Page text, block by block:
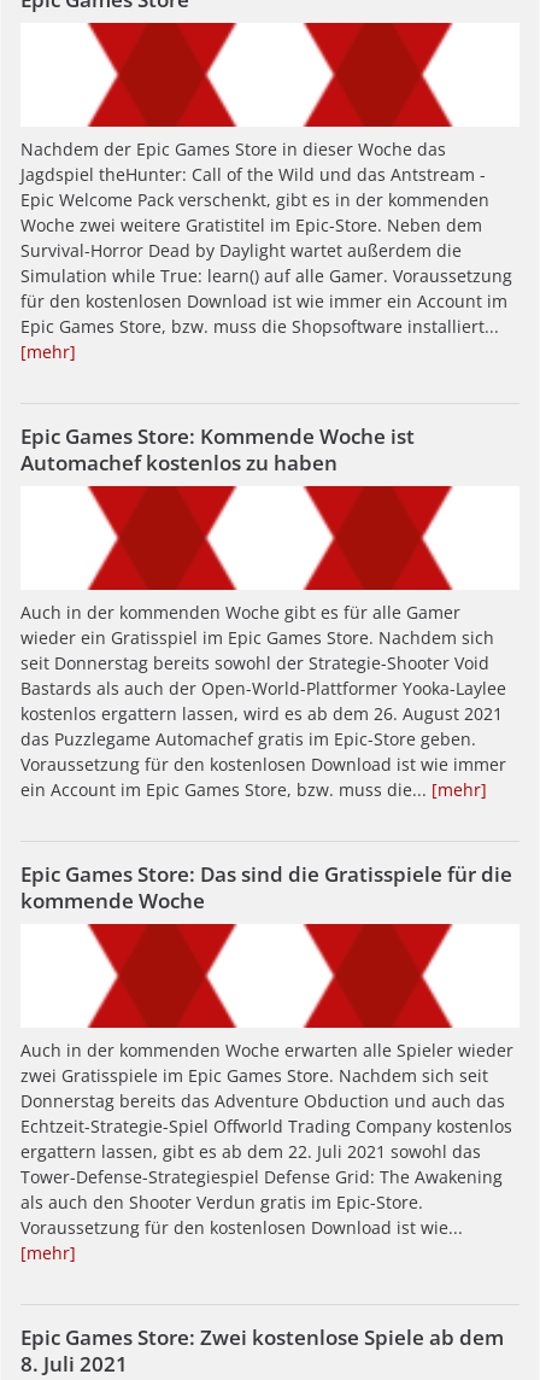
Nachdem der Epic Games Store in dieser Woche das
Jagdspiel theHunter: Call of the Wild und das Antstream -
Epic Welcome Pack verschenkt, gibt es in der kommenden
Woche zwei weitere Gratistitel im Epic-Store. Neben dem
Survival-Horror Dead by Daylight wartet außerdem die
Simulation while True: learn() auf alle Gamer. Voraussetzung
für den kostenlosen Download ist wie immer ein Account im
Epic Games Store, bzw. muss die Shopsoftware installiert...
[mehr]
Epic Games Store: Kommende Woche ist
Automachef kostenlos zu haben
Auch in der kommenden Woche gibt es für alle Gamer
wieder ein Gratisspiel im Epic Games Store. Nachdem sich
seit Donnerstag bereits sowohl der Strategie-Shooter Void
Bastards als auch der Open-World-Plattformer Yooka-Laylee
kostenlos ergattern lassen, wird es ab dem 26. August 2021
das Puzzlegame Automachef gratis im Epic-Store geben.
Voraussetzung für den kostenlosen Download ist wie immer
ein Account im Epic Games Store, bzw. muss die... [mehr]
Epic Games Store: Das sind die Gratisspiele für die
kommende Woche
Auch in der kommenden Woche erwarten alle Spieler wieder
zwei Gratisspiele im Epic Games Store. Nachdem sich seit
Donnerstag bereits das Adventure Obduction und auch das
Echtzeit-Strategie-Spiel Offworld Trading Company kostenlos
ergattern lassen, gibt es ab dem 22. Juli 2021 sowohl das
Tower-Defense-Strategiespiel Defense Grid: The Awakening
als auch den Shooter Verdun gratis im Epic-Store.
Voraussetzung für den kostenlosen Download ist wie...
[mehr]
Epic Games Store: Zwei kostenlose Spiele ab dem
8. Juli 2021